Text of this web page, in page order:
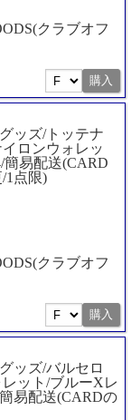
クラブオフ
ッズ/トッテナ
ロンウォレッ
簡易配送(CARD
1点限)
クラブオフ
ッズ/バルセロ
ット/ブルーXレ
簡易配送(CARDの